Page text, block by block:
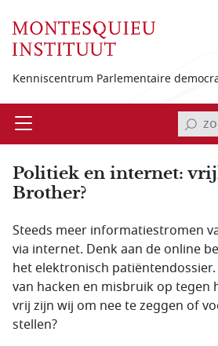
Kenniscentrum Parlementaire
Open
Politiek en internet:
Brother?
Steeds meer informatiestromen
via internet. Denk aan de online
het elektronisch
van hacken en misbruik op tegen
vrij zijn wij om nee te zeggen of
stellen?